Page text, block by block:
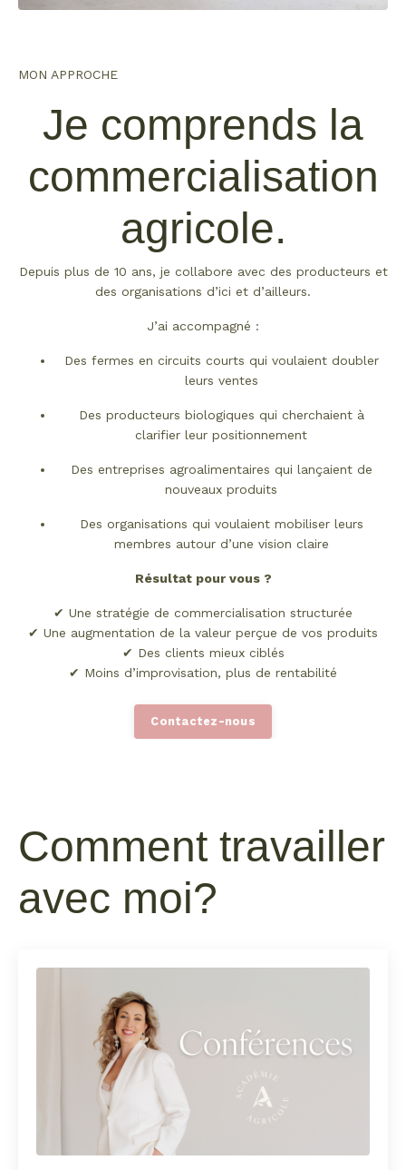
MON APPROCHE
Je comprends la
commercialisation
agricole.
Depuis plus de 10 ans, je collabore avec des producteurs et
des organisations d’ici et d’ailleurs.
J’ai accompagné :
Des fermes en circuits courts qui voulaient doubler
leurs ventes
Des producteurs biologiques qui cherchaient à
clarifier leur positionnement
Des entreprises agroalimentaires qui lançaient de
nouveaux produits
Des organisations qui voulaient mobiliser leurs
membres autour d’une vision claire
Résultat pour vous ?
✔ Une stratégie de commercialisation structurée
✔ Une augmentation de la valeur perçue de vos produits
✔ Des clients mieux ciblés
✔ Moins d’improvisation, plus de rentabilité
Contactez-nous
Comment travailler
avec moi?